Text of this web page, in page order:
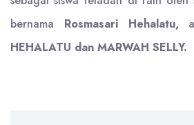
bernama Rosmasari Hehalatu,
HEHALATU dan MARWAH SELLY.